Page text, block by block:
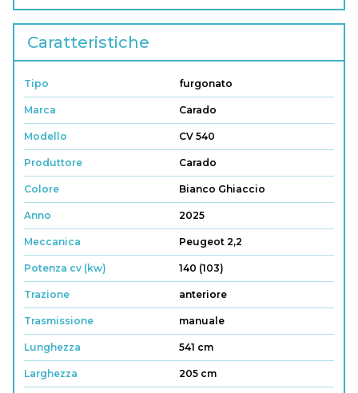
Caratteristiche
Tipo furgonato
Marca Carado
Modello CV 540
Produttore Carado
Colore Bianco Ghiaccio
Anno 2025
Meccanica Peugeot 2,2
Potenza cv (kw) 140 (103)
Trazione anteriore
Trasmissione manuale
Lunghezza 541 cm
Larghezza 205 cm